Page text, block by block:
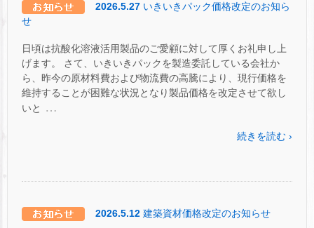
2026.5.27 いきいきパック価格改定のお知ら
せ
日頃は抗酸化溶液活用製品のご愛顧に対して厚くお礼申し上
げます。 さて、いきいきパックを製造委託している会社か
ら、昨今の原材料費および物流費の高騰により、現行価格を
維持することが困難な状況となり製品価格を改定させて欲し
いと
…
続きを読む ›
2026.5.12 建築資材価格改定のお知らせ